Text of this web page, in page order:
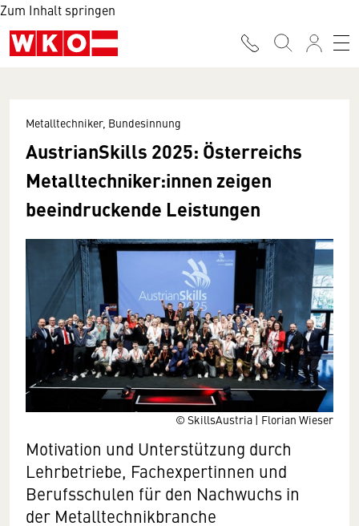
Zum Inhalt springen
© SkillsAustria | Florian Wieser
Metalltechniker, Bundesinnung
AustrianSkills 2025: Österreichs
Metalltechniker:innen zeigen
beeindruckende Leistungen
Motivation und Unterstützung durch
Lehrbetriebe, Fachexpertinnen und
Berufsschulen für den Nachwuchs in
der Metalltechnikbranche